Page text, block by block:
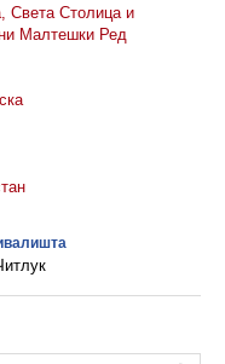
Светa Столицa и
Малтешки Ред